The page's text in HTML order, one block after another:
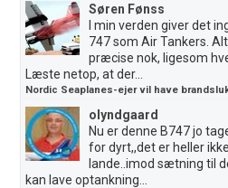
Søren Fønss
I min verden giver det
747 som Air Tankers.
præcise nok, ligesom
Læste netop, at der...
Nordic Seaplanes-ejer vil have
olyndgaard
Nu er denne B747 jo
for dyrt,,det er heller
lande..imod sætning til
kan lave optankning...